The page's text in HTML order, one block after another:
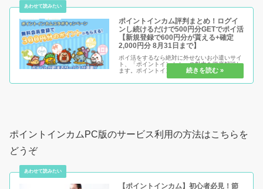
ポイントインカム評判まとめ！ログイ
ンし続けるだけで500円分GETでポイ活
【新規登録で600円分が貰える+確定
2,000円分 8月31日まで】
ポイ活をするなら絶対に外せないお小遣いサイ
ト、「ポイントインカム」の魅力を徹底解説し
ます。ポイントインカムは、他サイトと比べて
「分かりやすさ」が段違い！その理由は、ポイ
ントを貯める時だけでなく「交換するタイミン
ポイントインカムPC版のサービス利用の方法はこちらを
どうぞ
【ポイントインカム】初心者必見！節